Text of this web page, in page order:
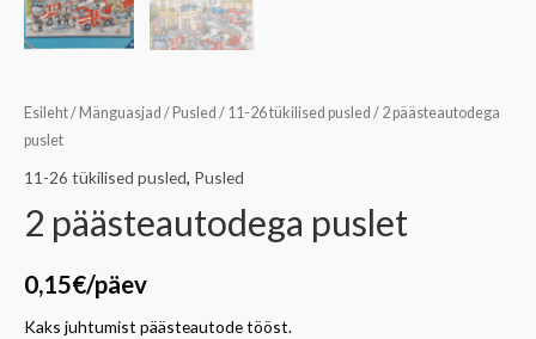
Esileht/ Mänguasjad / Pusled / 11-26 tükilised pusled / 2 päästeautodega
puslet
11-26 tükilised pusled, Pusled
2 päästeautodega puslet
0,15€/päev
Kaks juhtumist päästeautode tööst.